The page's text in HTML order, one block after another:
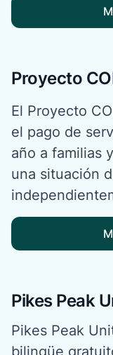
Proyecto
El Proyecto
el pago de
año a familias
una situación
Pikes Peak
Pikes Peak
bilingüe